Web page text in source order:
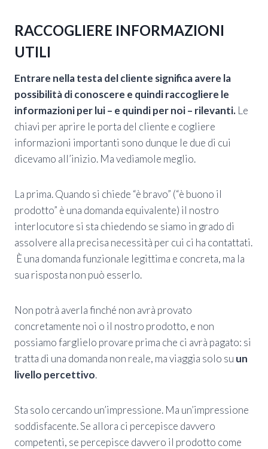
RACCOGLIERE INFORMAZIONI
UTILI
Entrare nella testa del cliente significa avere la
possibilità di conoscere e quindi raccogliere le
informazioni per lui – e quindi per noi – rilevanti. Le
chiavi per aprire le porta del cliente e cogliere
informazioni importanti sono dunque le due di cui
dicevamo all’inizio. Ma vediamole meglio.
La prima. Quando si chiede “è bravo” (“è buono il
prodotto” è una domanda equivalente) il nostro
interlocutore si sta chiedendo se siamo in grado di
assolvere alla precisa necessità per cui ci ha contattati.
È una domanda funzionale legittima e concreta, ma la
sua risposta non può esserlo.
Non potrà averla finché non avrà provato
concretamente noi o il nostro prodotto, e non
possiamo farglielo provare prima che ci avrà pagato: si
tratta di una domanda non reale, ma viaggia solo su un
livello percettivo.
Sta solo cercando un’impressione. Ma un’impressione
soddisfacente. Se allora ci percepisce davvero
competenti, se percepisce davvero il prodotto come